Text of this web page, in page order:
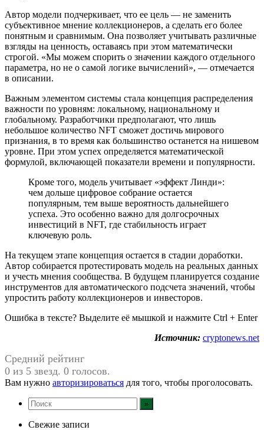
Автор модели подчеркивает, что ее цель — не заменить
субъективное мнение коллекционеров, а сделать его более
понятным и сравнимым. Она позволяет учитывать различные
взгляды на ценность, оставаясь при этом математически
строгой. «Мы можем спорить о значении каждого отдельного
параметра, но не о самой логике вычислений», — отмечается
в описании.
Важным элементом системы стала концепция распределения
важности по уровням: локальному, национальному и
глобальному. Разработчики предполагают, что лишь
небольшое количество NFT сможет достичь мирового
признания, в то время как большинство останется на нишевом
уровне. При этом успех определяется математической
формулой, включающей показатели времени и популярности.
Кроме того, модель учитывает «эффект Линди»:
чем дольше цифровое собрание остается
популярным, тем выше вероятность дальнейшего
успеха. Это особенно важно для долгосрочных
инвестиций в NFT, где стабильность играет
ключевую роль.
На текущем этапе концепция остается в стадии доработки.
Автор собирается протестировать модель на реальных данных
и учесть мнения сообщества. В будущем планируется создание
инструментов для автоматического подсчета значений, чтобы
упростить работу коллекционеров и инвесторов.
Ошибка в тексте? Выделите её мышкой и нажмите Ctrl + Enter
Источник: cryptonews.net
Средний рейтинг
0 из 5 звезд. 0 голосов.
Вам нужно авторизироваться для того, чтобы проголосовать.
Свежие записи